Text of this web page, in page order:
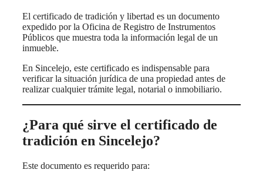
El certificado de tradición y libertad es un documento
expedido por la Oficina de Registro de Instrumentos
Públicos que muestra toda la información legal de un
inmueble.
En Sincelejo, este certificado es indispensable para
verificar la situación jurídica de una propiedad antes de
realizar cualquier trámite legal, notarial o inmobiliario.
¿Para qué sirve el certificado de
tradición en Sincelejo?
Este documento es requerido para: